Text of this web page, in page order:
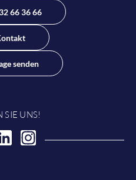
66 36 66
senden
SIE UNS!